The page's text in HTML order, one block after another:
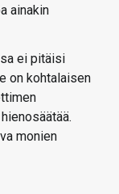
ainakin
ei pitäisi
on kohtalaisen
monien